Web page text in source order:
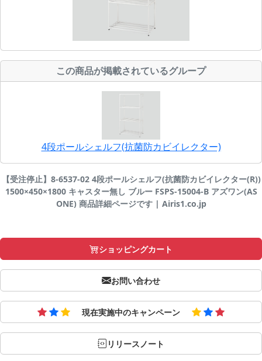
この商品が掲載されているグループ
4段ポールシェルフ(抗菌防カビイレクター)
【受注停止】8-6537-02 4段ポールシェルフ(抗菌防カビイレクター(R))
1500×450×1800 キャスター無し ブルー FSPS-15004-B アズワン(AS
ONE) 商品詳細ページです | Airis1.co.jp
ショッピングカート
お問い合わせ
現在実施中のキャンペーン
リリースノート